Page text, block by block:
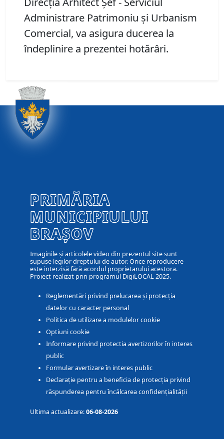
Administrare Patrimoniu şi Urbanism
Comercial, va asigura ducerea la
îndeplinire a prezentei hotărâri.
PRIMĂRIA
MUNICIPIULUI
BRAȘOV
Imaginile și articolele video din prezentul site sunt
supuse legilor dreptului de autor. Orice reproducere
este interzisă fără acordul proprietarului acestora.
Proiect realizat prin programul DigiLOCAL 2025.
Reglementări privind prelucarea și protecția
datelor cu caracter personal
Politica de utilizare a modulelor cookie
Optiuni cookie
Informare privind protectia avertizorilor în interes
public
Formular avertizare în interes public
Declarație pentru a beneficia de protecția privind
răspunderea pentru încălcarea confidențialității
Ultima actualizare:06-08-2026